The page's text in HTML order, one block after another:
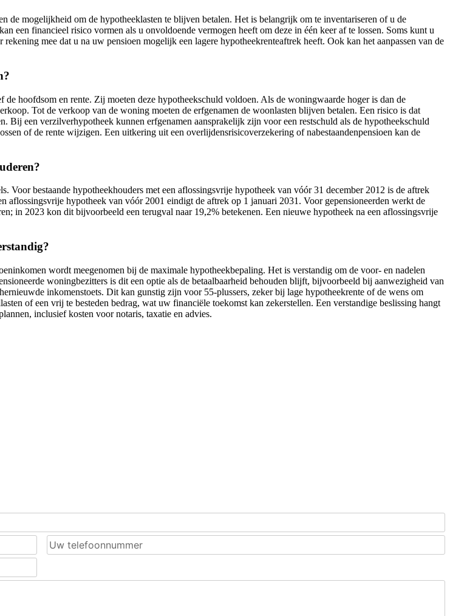
mogelijkheid om de hypotheeklasten te blijven betalen. Het is belangrijk om te inventariseren of u de
een financieel risico vormen als u onvoldoende vermogen heeft om deze in één keer af te lossen. Soms kunt u
mee dat u na uw pensioen mogelijk een lagere hypotheekrenteaftrek heeft. Ook kan het aanpassen van de
hoofdsom en rente. Zij moeten deze hypotheekschuld voldoen. Als de woningwaarde hoger is dan de
Tot de verkoop van de woning moeten de erfgenamen de woonlasten blijven betalen. Een risico is dat
Bij een verzilverhypotheek kunnen erfgenamen aansprakelijk zijn voor een restschuld als de hypotheekschuld
of de rente wijzigen. Een uitkering uit een overlijdensrisicoverzekering of nabestaandenpensioen kan de
bestaande hypotheekhouders met een aflossingsvrije hypotheek van vóór 31 december 2012 is de aftrek
aflossingsvrije hypotheek van vóór 2001 eindigt de aftrek op 1 januari 2031. Voor gepensioneerden werkt de
in 2023 kon dit bijvoorbeeld een terugval naar 19,2% betekenen. Een nieuwe hypotheek na een aflossingsvrije
wordt meegenomen bij de maximale hypotheekbepaling. Het is verstandig om de voor- en nadelen
woningbezitters is dit een optie als de betaalbaarheid behouden blijft, bijvoorbeeld bij aanwezigheid van
inkomenstoets. Dit kan gunstig zijn voor 55-plussers, zeker bij lage hypotheekrente of de wens om
of een vrij te besteden bedrag, wat uw financiële toekomst kan zekerstellen. Een verstandige beslissing hangt
inclusief kosten voor notaris, taxatie en advies.